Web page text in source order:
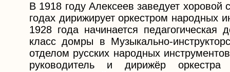
В 1918 году Алексеев заведует
годах дирижирует оркестром
1928 года начинается педагогическая
класс домры в Музыкально-
отделом русских народных
руководитель и дирижёр